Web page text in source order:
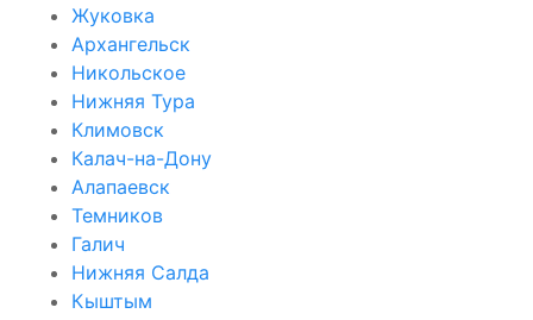
Жуковка
Архангельск
Никольское
Нижняя Тура
Климовск
Калач-на-Дону
Алапаевск
Темников
Галич
Нижняя Салда
Кыштым